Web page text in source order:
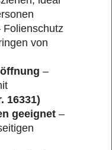
Folienschutz
von
–
16331)
geeignet –